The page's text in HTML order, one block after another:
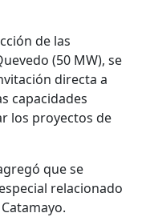
de las
(50 MW), se
directa a
capacidades
los proyectos de
que se
relacionado